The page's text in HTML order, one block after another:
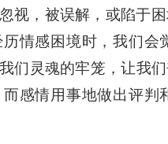
视，被误解，或陷于
情感困境时，我们
们灵魂的牢笼，让我
感情用事地做出评